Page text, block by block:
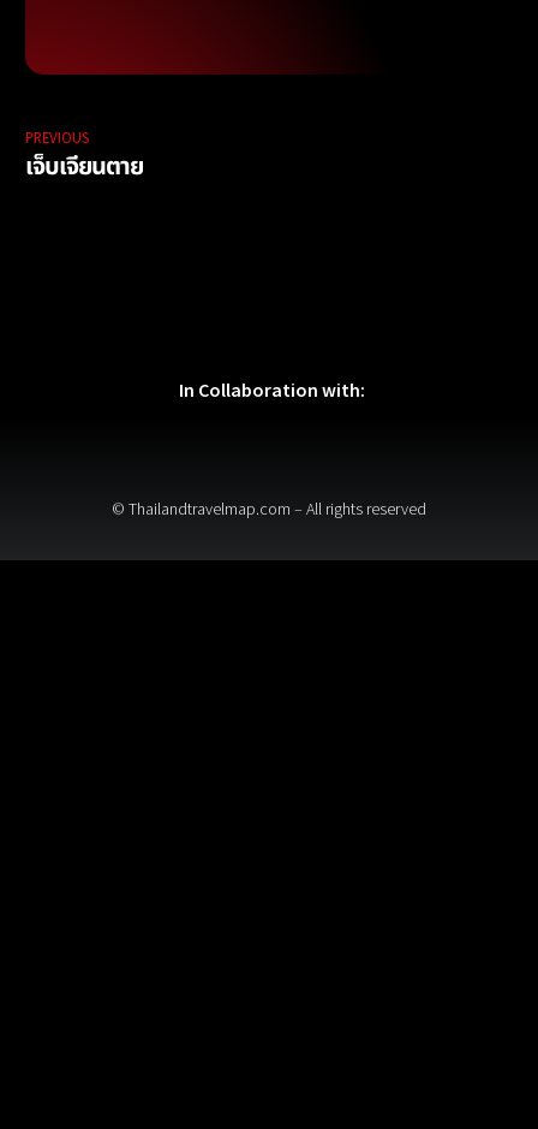
PREVIOUS
เจ็บเจียนตาย
© Thailandtravelmap.com – All rights reserved
In Collaboration with: